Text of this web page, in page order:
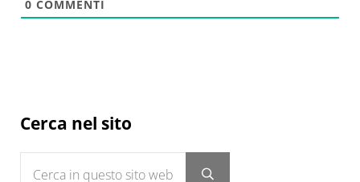
0 COMMENTI
Sidebar
Cerca nel sito